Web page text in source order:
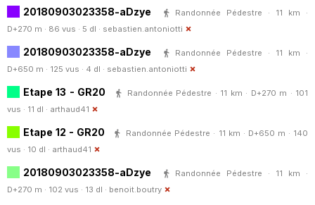
20180903023358-aDzye
Randonnée Pédestre · 11 km ·
D+270 m · 86 vus · 5 dl · sebastien.antoniotti
20180903023358-aDzye
Randonnée Pédestre · 11 km ·
D+650 m · 125 vus · 4 dl · sebastien.antoniotti
Etape 13 - GR20
Randonnée Pédestre · 11 km · D+270 m · 101
vus · 11 dl · arthaud41
Etape 12 - GR20
Randonnée Pédestre · 11 km · D+650 m · 140
vus · 10 dl · arthaud41
20180903023358-aDzye
Randonnée Pédestre · 11 km ·
D+270 m · 102 vus · 13 dl · benoit.boutry